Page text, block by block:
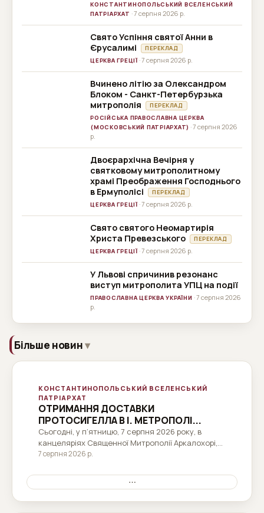
КОНСТАНТИНОПОЛЬСЬКИЙ ВСЕЛЕНСЬКИЙ
ПАТРІАРХАТ · 7 серпня 2026 р.
Свято Успіння святої Анни в
Єрусалимі
ПЕРЕКЛАД
ЦЕРКВА ГРЕЦІЇ · 7 серпня 2026 р.
Вчинено літію за Олександром
Блоком - Санкт-Петербурзька
митрополія
ПЕРЕКЛАД
РОСІЙСЬКА ПРАВОСЛАВНА ЦЕРКВА
(МОСКОВСЬКИЙ ПАТРІАРХАТ) · 7 серпня 2026
р.
Двоєрархічна Вечірня у
святковому митрополитному
храмі Преображення Господнього
в Ермуполісі
ПЕРЕКЛАД
ЦЕРКВА ГРЕЦІЇ · 7 серпня 2026 р.
Свято святого Неомартирія
Христа Превезського
ПЕРЕКЛАД
ЦЕРКВА ГРЕЦІЇ · 7 серпня 2026 р.
У Львові спричинив резонанс
виступ митрополита УПЦ на події
ПРАВОСЛАВНА ЦЕРКВА УКРАЇНИ · 7 серпня 2026
р.
Більше новин
КОНСТАНТИНОПОЛЬСЬКИЙ ВСЕЛЕНСЬКИЙ
ПАТРІАРХАТ
ОТРИМАННЯ ДОСТАВКИ
ПРОТОСИГЕЛЛА В І. МЕТРОПОЛІ...
Сьогодні, у п’ятницю, 7 серпня 2026 року, в
канцеляріях Священної Митрополії Аркалохорі,
Кастеллі та Віанносу відбулася передача та
Митрополії. Вихідний Протосігелло, Панозіол.
Головний пан Епіфаніос Захаракіс...
7 серпня 2026 р.
⋯